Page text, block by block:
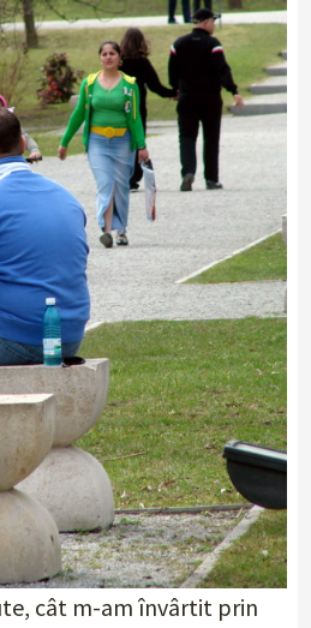
cât m-am învârtit prin